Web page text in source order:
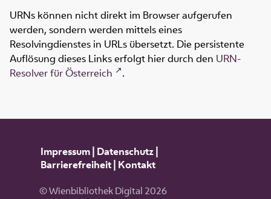
URNs können nicht direkt im Browser aufgerufen
werden, sondern werden mittels eines
Resolvingdienstes in URLs übersetzt. Die persistente
Auflösung dieses Links erfolgt hier durch den URN-
Resolver für Österreich
.
Impressum| Datenschutz|
Barrierefreiheit| Kontakt
© Wienbibliothek Digital 2026